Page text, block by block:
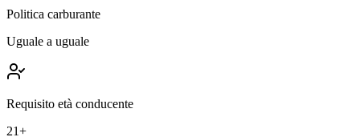
Politica carburante
Uguale a uguale
Requisito età conducente
21+